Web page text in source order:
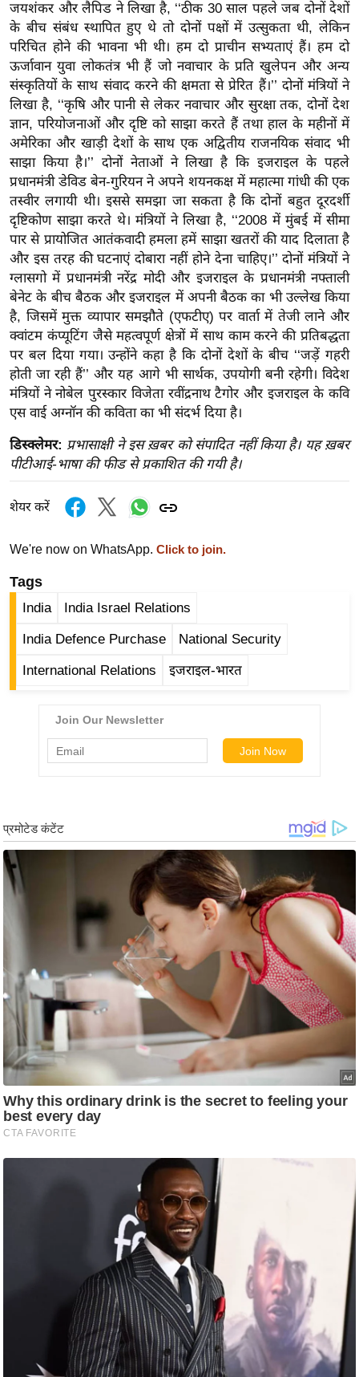
यं
ग
इं
डि
या
सा
हि
त्य
ज
ग
त
ऑ
टो
व
र्ल्ड
न्यू
ज
ब्री
फ
नो
रं
ज
न
ग
बॉ
ली
वु
मी
क्षा
B
i
n
g
N
e
w
s
ला
इ
टी
जयशंकर और लैपिड ने लिखा है, ‘‘ठीक 30 साल पहले जब दोनों देशों
के बीच संबंध स्थापित हुए थे तो दोनों पक्षों में उत्सुकता थी, लेकिन
परिचित होने की भावना भी थी। हम दो प्राचीन सभ्यताएं हैं। हम दो
ऊर्जावान युवा लोकतंत्र भी हैं जो नवाचार के प्रति खुलेपन और अन्य
संस्कृतियों के साथ संवाद करने की क्षमता से प्रेरित हैं।’’ दोनों मंत्रियों ने
लिखा है, ‘‘कृषि और पानी से लेकर नवाचार और सुरक्षा तक, दोनों देश
ज्ञान, परियोजनाओं और दृष्टि को साझा करते हैं तथा हाल के महीनों में
अमेरिका और खाड़ी देशों के साथ एक अद्वितीय राजनयिक संवाद भी
साझा किया है।’’ दोनों नेताओं ने लिखा है कि इजराइल के पहले
प्रधानमंत्री डेविड बेन-गुरियन ने अपने शयनकक्ष में महात्मा गांधी की एक
तस्वीर लगायी थी। इससे समझा जा सकता है कि दोनों बहुत दूरदर्शी
दृष्टिकोण साझा करते थे। मंत्रियों ने लिखा है, ‘‘2008 में मुंबई में सीमा
पार से प्रायोजित आतंकवादी हमला हमें साझा खतरों की याद दिलाता है
और इस तरह की घटनाएं दोबारा नहीं होने देना चाहिए।’’ दोनों मंत्रियों ने
ग्लासगो में प्रधानमंत्री नरेंद्र मोदी और इजराइल के प्रधानमंत्री नफ्ताली
बेनेट के बीच बैठक और इजराइल में अपनी बैठक का भी उल्लेख किया
है, जिसमें मुक्त व्यापार समझौते (एफटीए) पर वार्ता में तेजी लाने और
क्वांटम कंप्यूटिंग जैसे महत्वपूर्ण क्षेत्रों में साथ काम करने की प्रतिबद्धता
पर बल दिया गया। उन्होंने कहा है कि दोनों देशों के बीच ‘‘जड़ें गहरी
होती जा रही हैं’’ और यह आगे भी सार्थक, उपयोगी बनी रहेगी। विदेश
मंत्रियों ने नोबेल पुरस्कार विजेता रवींद्रनाथ टैगोर और इजराइल के कवि
एस वाई अग्नॉन की कविता का भी संदर्भ दिया है।
डिस्क्लेमर: प्रभासाक्षी ने इस ख़बर को संपादित नहीं किया है। यह ख़बर
पीटीआई-भाषा की फीड से प्रकाशित की गयी है।
शेयर करें
We're now on WhatsApp. Click to join.
Tags
India India Israel Relations
India Defence Purchase National Security
International Relations इजराइल-भारत